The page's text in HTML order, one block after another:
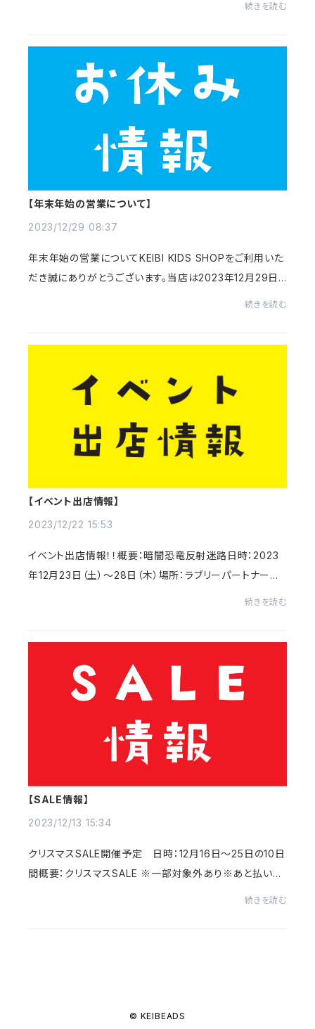
続きを読む
【年末年始の営業について】
2023/12/29 08:37
年末年始の営業についてKEIBI KIDS SHOPをご利用いた
だき誠にありがとうございます。当店は2023年12月29日
続きを読む
【イベント出店情報】
2023/12/22 15:53
イベント出店情報！！概要：暗闇恐竜反射迷路日時：2023
年12月23日（土）～28日（木）場所：ラブリーパートナーエ
続きを読む
【SALE情報】
2023/12/13 15:34
クリスマスSALE開催予定 日時：12月16日～25日の10日
間概要：クリスマスSALE ※一部対象外あり※あと払いpa
続きを読む
© KEIBEADS